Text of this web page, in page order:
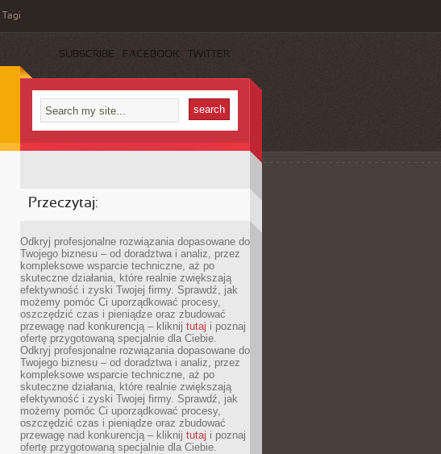
Tagi
SUBSCRIBE FACEBOOK TWITTER
Przeczytaj:
Odkryj profesjonalne rozwiązania dopasowane do
Twojego biznesu – od doradztwa i analiz, przez
kompleksowe wsparcie techniczne, aż po
skuteczne działania, które realnie zwiększają
efektywność i zyski Twojej firmy. Sprawdź, jak
możemy pomóc Ci uporządkować procesy,
oszczędzić czas i pieniądze oraz zbudować
przewagę nad konkurencją – kliknij tutaj i poznaj
ofertę przygotowaną specjalnie dla Ciebie.
Odkryj profesjonalne rozwiązania dopasowane do
Twojego biznesu – od doradztwa i analiz, przez
kompleksowe wsparcie techniczne, aż po
skuteczne działania, które realnie zwiększają
efektywność i zyski Twojej firmy. Sprawdź, jak
możemy pomóc Ci uporządkować procesy,
oszczędzić czas i pieniądze oraz zbudować
przewagę nad konkurencją – kliknij tutaj i poznaj
ofertę przygotowaną specjalnie dla Ciebie.